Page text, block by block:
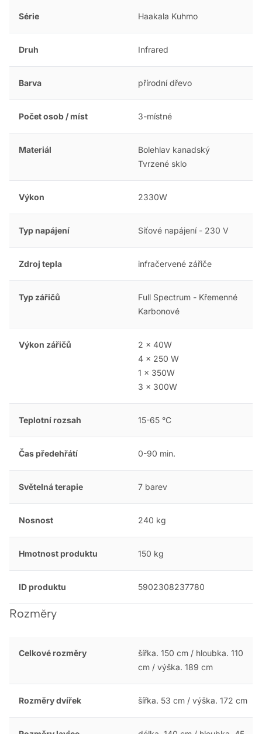
Série Haakala Kuhmo
Druh Infrared
Barva přírodní dřevo
Počet osob / míst 3-místné
Materiál
Bolehlav kanadský
Tvrzené sklo
Výkon 2330W
Typ napájení Síťové napájení - 230 V
Zdroj tepla infračervené zářiče
Typ zářičů
Full Spectrum - Křemenné
Karbonové
Výkon zářičů
2 x 40W
4 x 250 W
1 x 350W
3 x 300W
Teplotní rozsah 15-65 °C
Čas předehřátí 0-90 min.
Světelná terapie 7 barev
Nosnost 240 kg
Hmotnost produktu 150 kg
ID produktu 5902308237780
Rozměry
Celkové rozměry
šířka. 150 cm / hloubka. 110
cm / výška. 189 cm
Rozměry dvířek šířka. 53 cm / výška. 172 cm